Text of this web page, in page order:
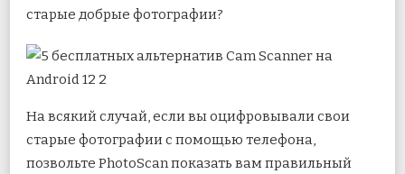
старые добрые фотографии?
На всякий случай, если вы оцифровывали свои
старые фотографии с помощью телефона,
позвольте PhotoScan показать вам правильный